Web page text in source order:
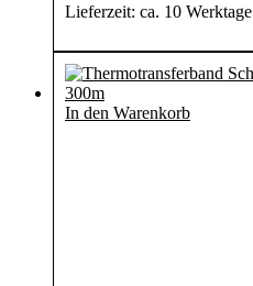
Lieferzeit: ca. 10 Werktage
In den Warenkorb